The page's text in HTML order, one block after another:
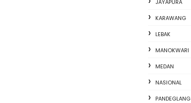
JAYAPURA
KARAWANG
LEBAK
MANOKWARI
MEDAN
NASIONAL
PANDEGLANG